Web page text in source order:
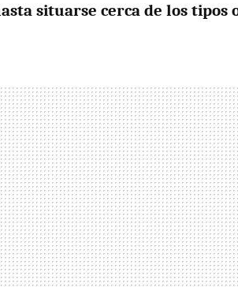
situarse cerca de los tipos